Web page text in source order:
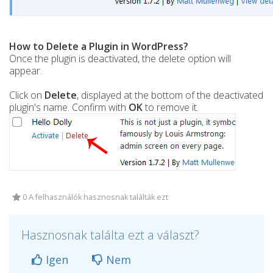
How to Delete a Plugin in WordPress?
Once the plugin is deactivated, the delete option will
appear.
Click on Delete, displayed at the bottom of the deactivated
plugin's name. Confirm with OKto remove it.
0 A felhasználók hasznosnak találták ezt
Hasznosnak találta ezt a választ?
Igen Nem